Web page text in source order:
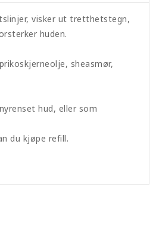
visker ut tretthetstegn,
huden.
sheasmør,
hud, eller som
du kjøpe refill.